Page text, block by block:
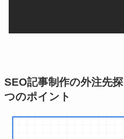
SEO記事制作の外注先
つのポイント